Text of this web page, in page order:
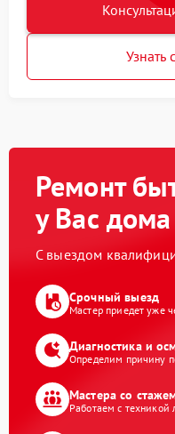
Узнать
Ремонт
у Вас дома
С выездом
Срочный выезд
Мастер приедет уже
Диагностика и
Определим причину
Мастера со
Работаем с техникой